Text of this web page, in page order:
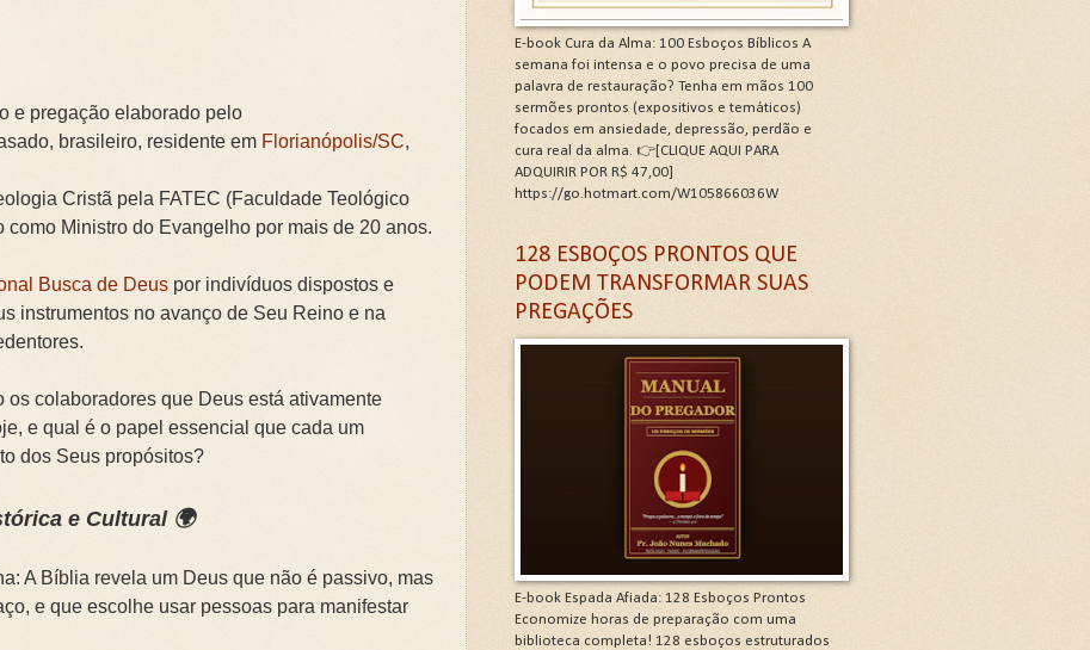
Caminhos de Gratidão e Renovação.Clique na letra G
O CÓDIGO DA GRATIDÃO. Clique na letra G
2026: As Doenças da Alma. Clique na letra G
Gigantes da Alma. Clique na letra G
DA IGREJA PARA A EVANGELIZAÇÃO. Clique na letra G
e pregação elaborado pelo
brasileiro, residente em Florianópolis/SC,
Cristã pela FATEC (Faculdade Teológico
como Ministro do Evangelho por mais de 20 anos.
Busca de Deus por indivíduos dispostos e
instrumentos no avanço de Seu Reino e na
os colaboradores que Deus está ativamente
e qual é o papel essencial que cada um
dos Seus propósitos?
e Cultural 🌍
A Bíblia revela um Deus que não é passivo, mas
e que escolhe usar pessoas para manifestar
E-book Cura da Alma: 100 Esboços Bíblicos A
semana foi intensa e o povo precisa de uma
palavra de restauração? Tenha em mãos 100
sermões prontos (expositivos e temáticos)
focados em ansiedade, depressão, perdão e
cura real da alma. 👉[CLIQUE AQUI PARA
ADQUIRIR POR R$ 47,00]
https://go.hotmart.com/W105866036W
128 ESBOÇOS PRONTOS QUE
PODEM TRANSFORMAR SUAS
PREGAÇÕES
E-book Espada Afiada: 128 Esboços Prontos
Economize horas de preparação com uma
biblioteca completa! 128 esboços estruturados